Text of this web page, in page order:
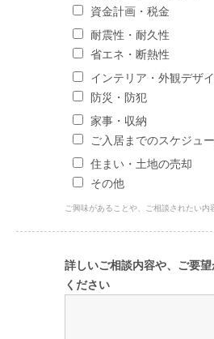
資金計画・税金
耐震性・耐久性
省エネ・断熱性
インテリア・外観デザ
防災・防犯
家事・収納
ご入居までのスケジュ
住まい・土地の売却
その他
ご興味があることや、ご相談されたい内
詳しいご相談内容や、ご要
ください